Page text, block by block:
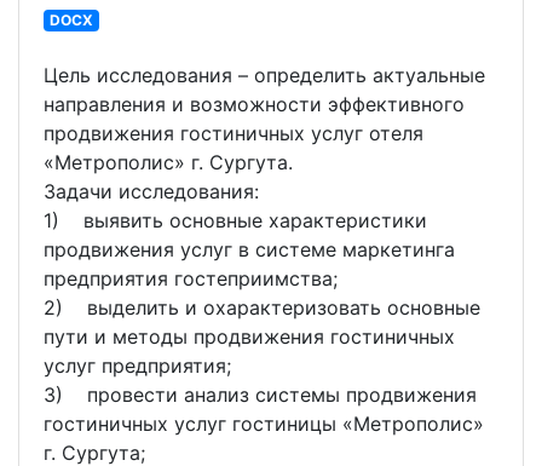
DOCX
Цель исследования – определить актуальные
направления и возможности эффективного
продвижения гостиничных услуг отеля
«Метрополис» г. Сургута.
Задачи исследования:
1) выявить основные характеристики
продвижения услуг в системе маркетинга
предприятия гостеприимства;
2) выделить и охарактеризовать основные
пути и методы продвижения гостиничных
услуг предприятия;
3) провести анализ системы продвижения
гостиничных услуг гостиницы «Метрополис»
г. Сургута;